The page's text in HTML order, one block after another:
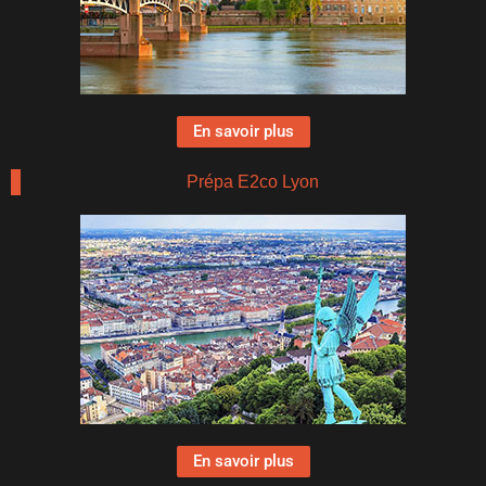
En savoir plus
Prépa E2co Lyon
En savoir plus